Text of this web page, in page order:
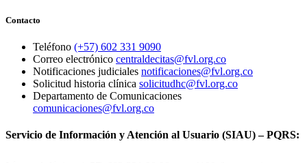
Contacto
Teléfono (+57) 602 331 9090
Correo electrónico centraldecitas@fvl.org.co
Notificaciones judiciales notificaciones@fvl.org.co
Solicitud historia clínica solicitudhc@fvl.org.co
Departamento de Comunicaciones
comunicaciones@fvl.org.co
Servicio de Información y Atención al Usuario (SIAU) – PQRS: